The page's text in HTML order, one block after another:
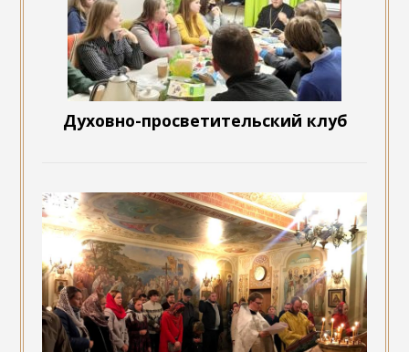
Духовно-просветительский клуб